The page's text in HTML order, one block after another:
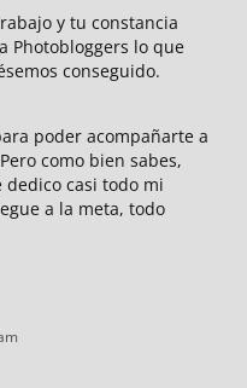
y tu constancia
Photobloggers lo que
conseguido.
poder acompañarte a
como bien sabes,
casi todo mi
a la meta, todo